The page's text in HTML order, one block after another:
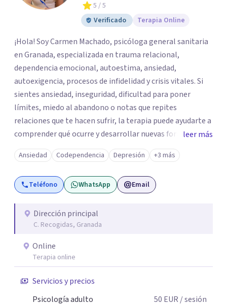
5 / 5
Verificado
Terapia Online
¡Hola! Soy Carmen Machado, psicóloga general sanitaria
en Granada, especializada en trauma relacional,
dependencia emocional, autoestima, ansiedad,
autoexigencia, procesos de infidelidad y crisis vitales. Si
sientes ansiedad, inseguridad, dificultad para poner
límites, miedo al abandono o notas que repites
relaciones que te hacen sufrir, la terapia puede ayudarte a
comprender qué ocurre y desarrollar nuevas formas de
relacionarte contigo y con los demás. Mi enfoque es
cercano, práctico y basado en la evidencia científica.
Trabajo con herramientas que te permitan comprender
el origen de tus dificultades y, al mismo tiempo, aprender
autoestima y recuperar el equilibrio emocional. En
consulta encontrarás un espacio seguro donde poder
acompañarte para que ganes autonomía, confianza y
bienestar, de manera que no dependas de la terapia más
tiempo del necesario. Atiendo tanto de forma presencial
leer más
Ansiedad Codependencia Depresión +3 más
Teléfono WhatsApp Email
Dirección principal
C. Recogidas, Granada
Online
Terapia online
Servicios y precios
Psicología adulto
50 EUR / sesión